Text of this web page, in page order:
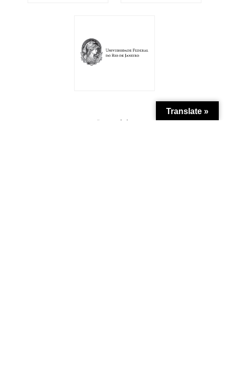
Patrocínio
Translate »